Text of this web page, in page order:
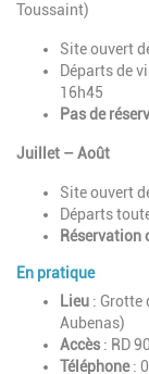
Toussaint)
Site ouvert
Départs de
16h45
Pas de
Juillet – Août
Site ouvert
Départs
Réservation
En pratique
Lieu : Grotte
Aubenas)
Accès : RD
Téléphone: